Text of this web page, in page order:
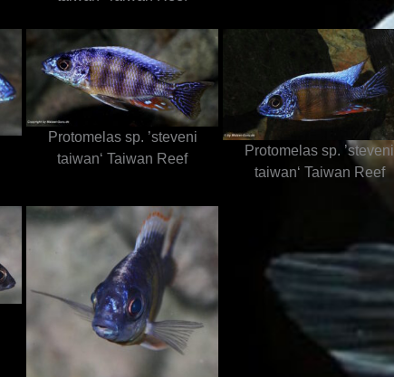
Protomelas sp. ’steveni
taiwan‘ Taiwan Reef
Protomelas sp. ’steveni
taiwan‘ Taiwan Reef